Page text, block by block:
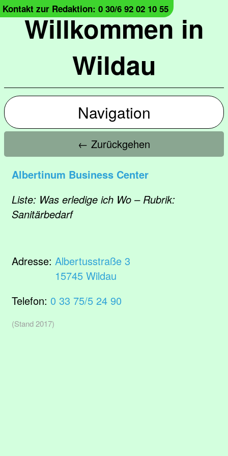
Willkommen in
Wildau
Kontakt zur Redaktion: 0 30/6 92 02 10 55
Navigation
← Zurückgehen
Albertinum Business Center
Liste: Was erledige ich Wo – Rubrik:
Sanitärbedarf
Adresse: Albertusstraße 3
15745 Wildau
Telefon: 0 33 75/5 24 90
(Stand 2017)